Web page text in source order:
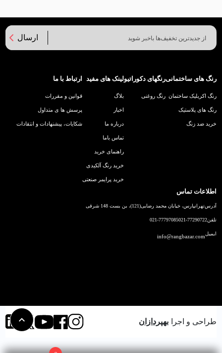
ارسال
رنگ های ساختمانی
رنگ اکریلیک ساختمان
رنگ های پلاستیک
خرید ضد زنگ
رنگهای دکوراتیو
رنگ روغنی
لینک های مفید
بلاگ
اخبار
درباره ما
تماس باما
راهنمای خرید
خرید رنگ آلکیدی
خرید پرایمر صنعتی
ارتباط با ما
قوانین و مقررات
پرسش ها ی متداول
شکایات، پیشنهادات و انتقادات
اطلاعات تماس
آدرستهرانپارس، خیابان محمد رضایی(121)، بن بست 148 شرقی
تلفن021-77290722
021-77797085
ایمیلinfo@rangbazar.com
طراحی و اجرا بهپردازان